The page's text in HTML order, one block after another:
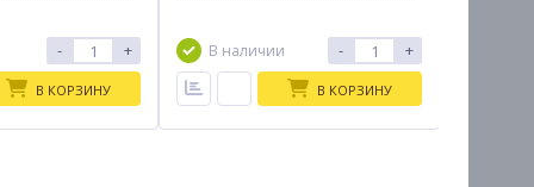
- +
В КОРЗИНУ
В наличии - +
В КОРЗИНУ